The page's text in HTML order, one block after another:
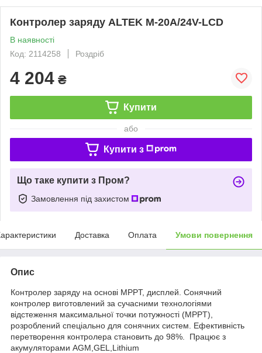
Контролер заряду ALTEK M-20А/24V-LCD
В наявності
Код: 2114258
Роздріб
4 204 ₴
Купити
або
Купити з
Що таке купити з Пром?
Замовлення під захистом
Доставка Оплата Умови повернення
Опис
Контролер заряду на основі MPPT, дисплей. Сонячний
контролер виготовлений за сучасними технологіями
відстеження максимальної точки потужності (MPPT),
розроблений спеціально для сонячних систем. Ефективність
перетворення контролера становить до 98%. Працює з
акумуляторами AGM,GEL,Lithium